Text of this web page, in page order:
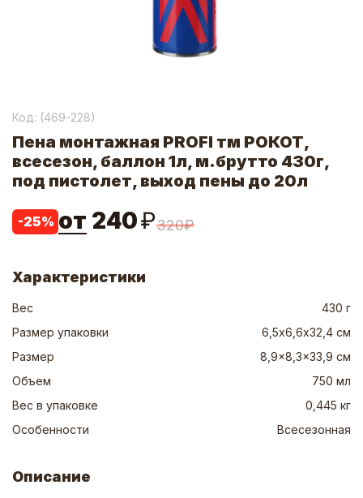
Код: (469-228)
Пена монтажная PROFI тм РОКОТ,
всесезон, баллон 1л, м.брутто 430г,
под пистолет, выход пены до 20л
-25% от 240₽320₽
Характеристики
Вес
430 г
Размер упаковки
6,5х6,6х32,4 см
Размер
8,9x8,3x33,9 см
Объем
750 мл
Вес в упаковке
0,445 кг
Особенности
Всесезонная
Описание